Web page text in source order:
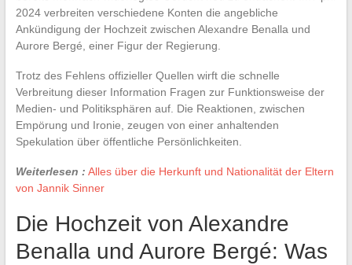
2024 verbreiten verschiedene Konten die angebliche
Ankündigung der Hochzeit zwischen Alexandre Benalla und
Aurore Bergé, einer Figur der Regierung.
Trotz des Fehlens offizieller Quellen wirft die schnelle
Verbreitung dieser Information Fragen zur Funktionsweise der
Medien- und Politiksphären auf. Die Reaktionen, zwischen
Empörung und Ironie, zeugen von einer anhaltenden
Spekulation über öffentliche Persönlichkeiten.
Weiterlesen : Alles über die Herkunft und Nationalität der Eltern
von Jannik Sinner
Die Hochzeit von Alexandre
Benalla und Aurore Bergé: Was